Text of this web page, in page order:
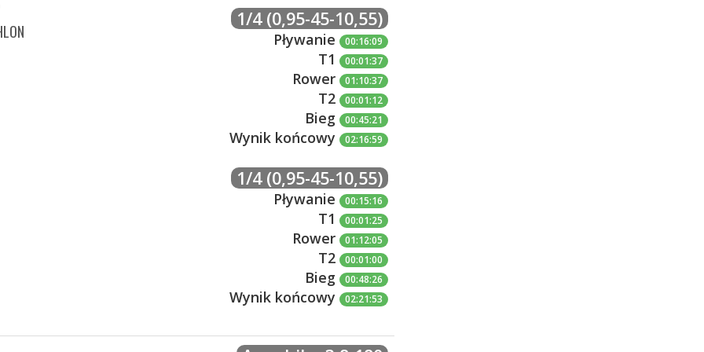
1/4 (0,95-45-10,55)
Pływanie 00:16:09
T1 00:01:37
Rower 01:10:37
T2 00:01:12
Bieg 00:45:21
Wynik końcowy 02:16:59
1/4 (0,95-45-10,55)
Pływanie 00:15:16
T1 00:01:25
Rower 01:12:05
T2 00:01:00
Bieg 00:48:26
Wynik końcowy 02:21:53